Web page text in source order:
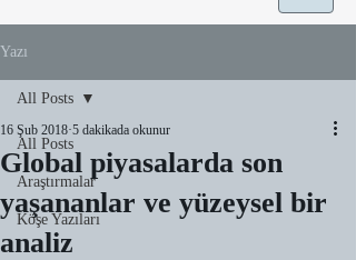
Yazı
All Posts
Araştırmalar
Köşe Yazıları
All Posts
Global piyasalarda son
yaşananlar ve yüzeysel bir
analiz
16 Şub 2018 5 dakikada okunur